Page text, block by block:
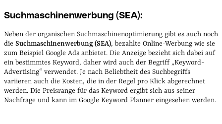
Suchmaschinenwerbung (SEA):
Neben der organischen Suchmaschinenoptimierung gibt es auch noch
die Suchmaschinenwerbung (SEA), bezahlte Online-Werbung wie sie
zum Beispiel Google Ads anbietet. Die Anzeige bezieht sich dabei auf
ein bestimmtes Keyword, daher wird auch der Begriff „Keyword-
Advertising“ verwendet. Je nach Beliebtheit des Suchbegriffs
variieren auch die Kosten, die in der Regel pro Klick abgerechnet
werden. Die Preisrange für das Keyword ergibt sich aus seiner
Nachfrage und kann im Google Keyword Planner eingesehen werden.